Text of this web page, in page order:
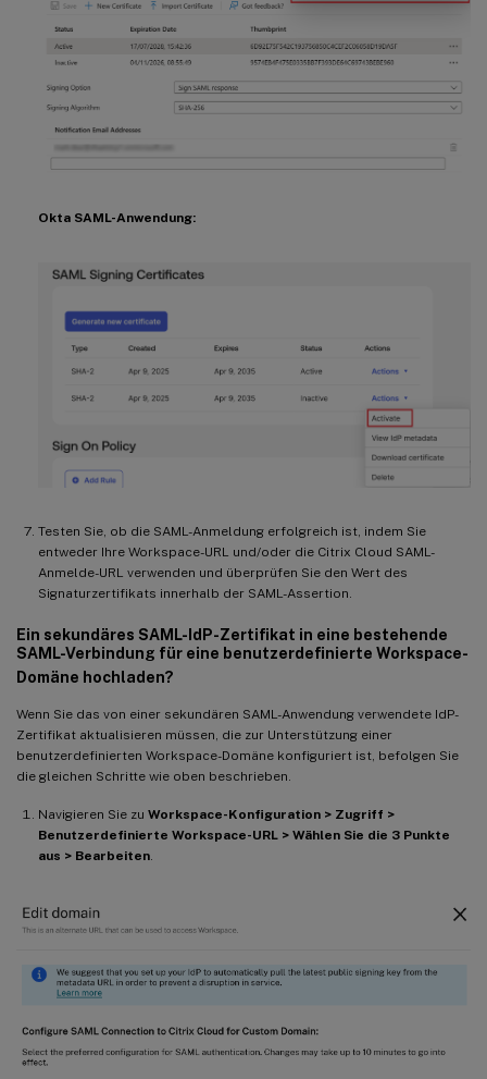
Okta SAML-Anwendung:
Testen Sie, ob die SAML-Anmeldung erfolgreich ist, indem Sie
entweder Ihre Workspace-URL und/oder die Citrix Cloud SAML-
Anmelde-URL verwenden und überprüfen Sie den Wert des
Signaturzertifikats innerhalb der SAML-Assertion.
Ein sekundäres SAML-IdP-Zertifikat in eine bestehende
SAML-Verbindung für eine benutzerdefinierte Workspace-
Domäne hochladen?
Wenn Sie das von einer sekundären SAML-Anwendung verwendete IdP-
Zertifikat aktualisieren müssen, die zur Unterstützung einer
benutzerdefinierten Workspace-Domäne konfiguriert ist, befolgen Sie
die gleichen Schritte wie oben beschrieben.
Navigieren Sie zu Workspace-Konfiguration > Zugriff >
Benutzerdefinierte Workspace-URL > Wählen Sie die 3 Punkte
aus > Bearbeiten